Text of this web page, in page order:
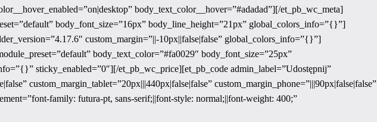
body_text_color__hover=”#adadad”][/et_pb_wc_meta]
body_font_size=”16px” body_line_height=”21px” global_colors_info=”{}”]
custom_margin=”||-10px||false|false” global_colors_info=”{}”]
body_text_color=”#fa0029″ body_font_size=”25px”
sticky_enabled=”0″][/et_pb_wc_price][et_pb_code admin_label=”Udostępnij”
custom_margin_tablet=”20px|||440px|false|false” custom_margin_phone=”|||90px|false|false”
family: futura-pt, sans-serif;||font-style: normal;||font-weight: 400;”